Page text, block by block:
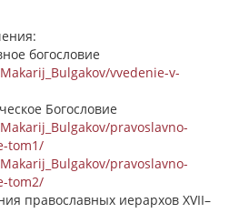
богословие
vvedenie-v-
Богословие
pravoslavno-
tom1/
pravoslavno-
tom2/
православных иерархов XVII–